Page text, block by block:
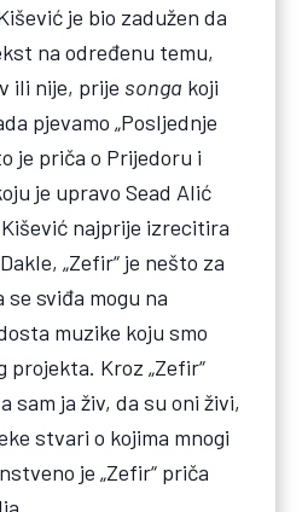
je bio zadužen da
na određenu temu,
ili nije, prije songa koji
pjevamo „Posljednje
je priča o Prijedoru i
je upravo Sead Alić
najprije izrecitira
„Zefir“ je nešto za
sviđa mogu na
muzike koju smo
Kroz „Zefir“
sam ja živ, da su oni živi,
stvari o kojima mnogi
je „Zefir“ priča